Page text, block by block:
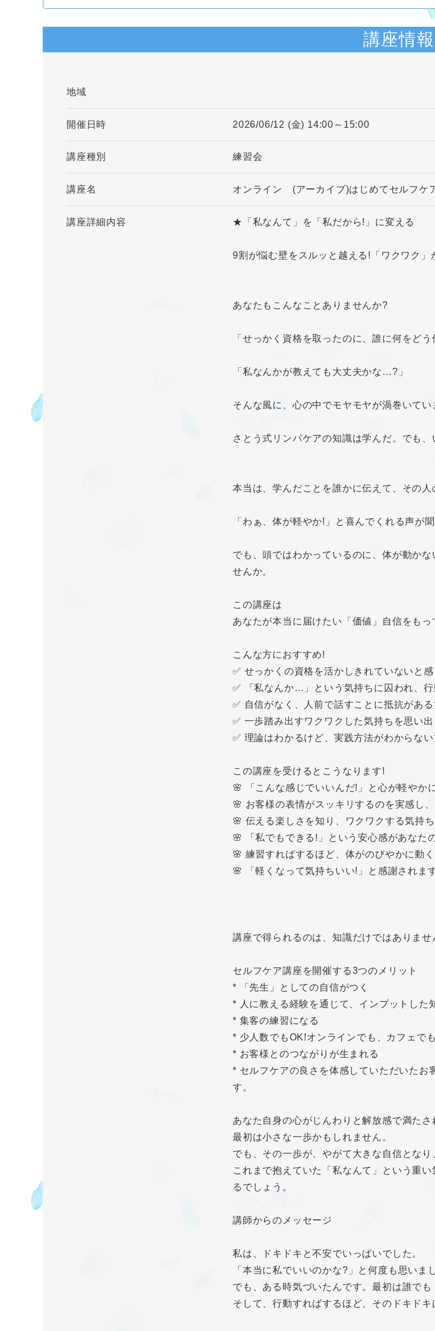
講座情報
地域
開催日時 2026/06/12 (金) 14:00～15:00
講座種別 練習会
講座名 オンライン (アーカイブ)はじめてセルフケ
講座詳細内容 ★「私なんて」を「私だから!」に変える
9割が悩む壁をスルッと越える!「ワクワク
あなたもこんなことありませんか?
「せっかく資格を取ったのに、誰に何をど
「私なんかが教えても大丈夫かな…?」
そんな風に、心の中でモヤモヤが渦巻いてい
さとう式リンパケアの知識は学んだ。でも
本当は、学んだことを誰かに伝えて、その
「わぁ、体が軽やか!」と喜んでくれる声が聞
でも、頭ではわかっているのに、体が動か
せんか。
この講座は
あなたが本当に届けたい「価値」自信をもっ
こんな方におすすめ!
✅ せっかくの資格を活かしきれていないと
✅ 「私なんか…」という気持ちに囚われ、
✅ 自信がなく、人前で話すことに抵抗があ
✅ 一歩踏み出すワクワクした気持ちを思い
✅ 理論はわかるけど、実践方法がわからな
この講座を受けるとこうなります!
🌸 「こんな感じでいいんだ!」と心が軽やか
🌸 お客様の表情がスッキリするのを実感し
🌸 伝える楽しさを知り、ワクワクする気持
🌸 「私でもできる!」という安心感があなた
🌸 練習すればするほど、体がのびやかに動
🌸 「軽くなって気持ちいい!」と感謝されま
講座で得られるのは、知識だけではありませ
セルフケア講座を開催する3つのメリット
* 「先生」としての自信がつく
* 人に教える経験を通じて、インプットした
* 集客の練習になる
* 少人数でもOK!オンラインでも、カフェで
* お客様とのつながりが生まれる
* セルフケアの良さを体感していただいたお
す。
あなた自身の心がじんわりと解放感で満た
最初は小さな一歩かもしれません。
でも、その一歩が、やがて大きな自信とな
これまで抱えていた「私なんて」という重
るでしょう。
講師からのメッセージ
私は、ドキドキと不安でいっぱいでした。
「本当に私でいいのかな?」と何度も思いま
でも、ある時気づいたんです。最初は誰で
そして、行動すればするほど、そのドキド